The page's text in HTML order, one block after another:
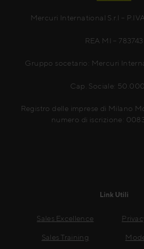
Mercuri International S.r.l –
REA MI – 783743
Gruppo socetario: Mercuri
Cap. Sociale:
Registro delle imprese di Milano
numero di iscrizione:
Link Utili
Sales Excellence
Sales Training